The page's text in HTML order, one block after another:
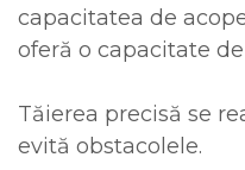
capacitatea de
oferă o capacitate
Tăierea precisă se
evită obstacolele.